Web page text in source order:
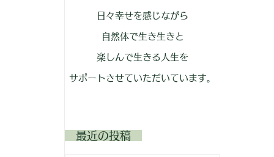
日々幸せを感じながら
自然体で生き生きと
楽しんで生きる人生を
サポートさせていただいています。
​ 最近の投稿